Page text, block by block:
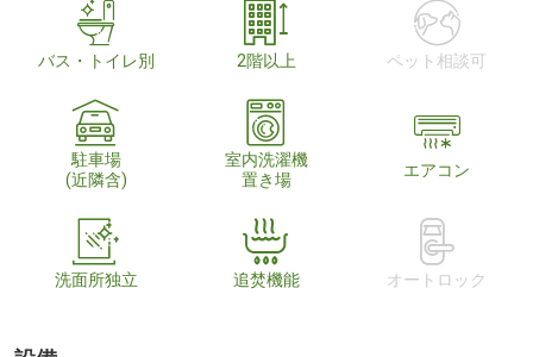
バス・トイレ別 2階以上 ペット相談可
駐車場
(近隣含)
室内洗濯機
置き場
エアコン
洗面所独立 追焚機能 オートロック